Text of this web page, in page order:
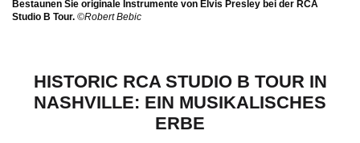
Bestaunen Sie originale Instrumente von Elvis Presley bei der RCA
Studio B Tour. ©Robert Bebic
HISTORIC RCA STUDIO B TOUR IN
NASHVILLE: EIN MUSIKALISCHES
ERBE